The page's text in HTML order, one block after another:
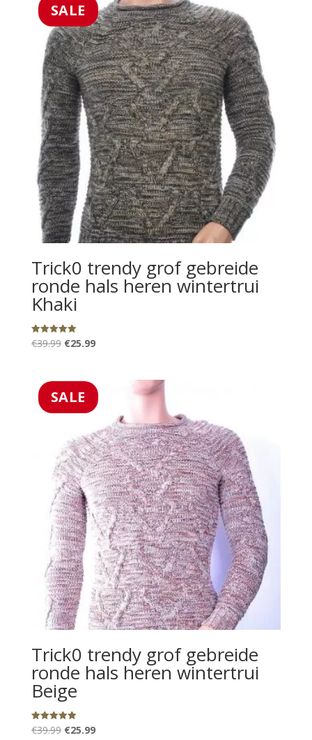
SALE
Trick0 trendy grof gebreide
ronde hals heren wintertrui
Khaki
Gewaardeerd
5.00
€39.99 Oorspronkelijke
€39.99.
€25.99Huidige
€25.99.
SALE
Trick0 trendy grof gebreide
ronde hals heren wintertrui
Beige
Gewaardeerd
5.00
€39.99 Oorspronkelijke
€25.99Huidige